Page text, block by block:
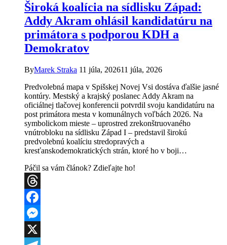
otázky
redakcie:
Kompletné
vyjadrenie
pre
občanov
Široká koalícia na sídlisku Západ:
Addy Akram ohlásil kandidatúru na
primátora s podporou KDH a
Demokratov
ByMarek Straka 11 júla, 202611 júla, 2026
Predvolebná mapa v Spišskej Novej Vsi dostáva ďalšie jasné
kontúry. Mestský a krajský poslanec Addy Akram na
oficiálnej tlačovej konferencii potvrdil svoju kandidatúru na
post primátora mesta v komunálnych voľbách 2026. Na
symbolickom mieste – uprostred zrekonštruovaného
vnútrobloku na sídlisku Západ I – predstavil širokú
predvolebnú koalíciu stredopravých a
kresťanskodemokratických strán, ktoré ho v boji…
Páčil sa vám článok? Zdieľajte ho!
Threads
Facebook
Messenger